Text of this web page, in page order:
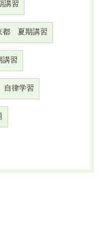
講習
都 夏期講習
習
律学習